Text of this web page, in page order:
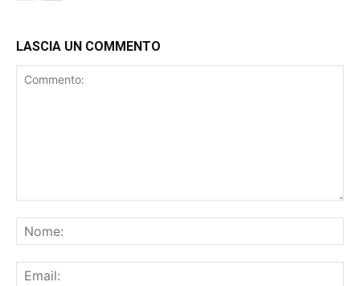
LASCIA UN COMMENTO